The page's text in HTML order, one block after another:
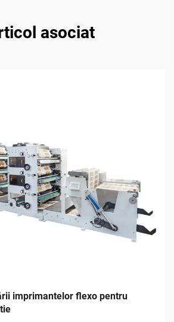
asociat
imprimantelor flexo pentru